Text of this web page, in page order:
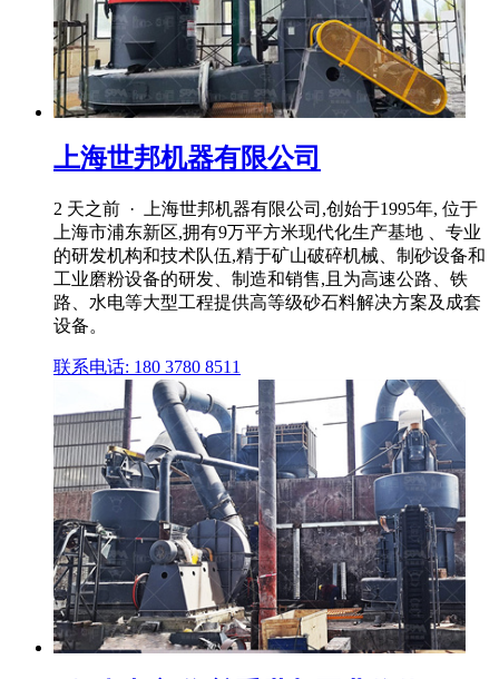
上海世邦机器有限公司
2 天之前 · 上海世邦机器有限公司,创始于1995年, 位于
上海市浦东新区,拥有9万平方米现代化生产基地 、专业
的研发机构和技术队伍,精于矿山破碎机械、制砂设备和
工业磨粉设备的研发、制造和销售,且为高速公路、铁
路、水电等大型工程提供高等级砂石料解决方案及成套
设备。
联系电话: 180 3780 8511